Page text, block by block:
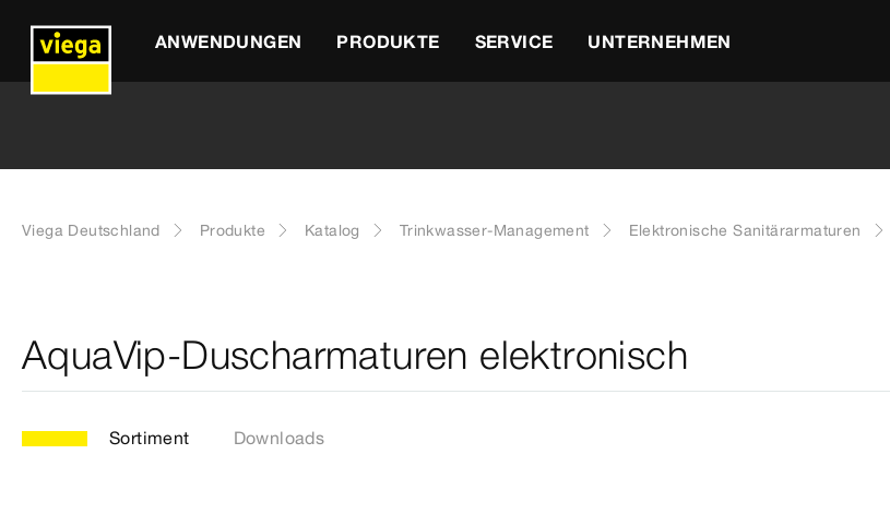
ANWENDUNGEN PRODUKTE SERVICE UNTERNEHMEN
Viega Deutschland Produkte Katalog Trinkwasser-Management Elektronische Sanitärarmaturen
AquaVip-Duscharmaturen elektronisch
Sortiment Downloads